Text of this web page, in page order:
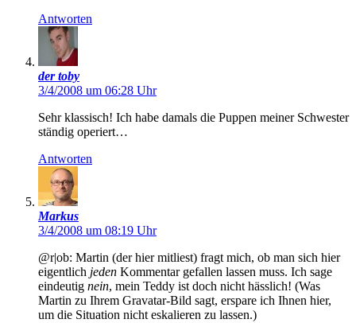
Antworten
der toby
3/4/2008 um 06:28 Uhr
Sehr klassisch! Ich habe damals die Puppen meiner Schwester
ständig operiert…
Antworten
Markus
3/4/2008 um 08:19 Uhr
@r|ob: Martin (der hier mitliest) fragt mich, ob man sich hier
eigentlich jeden Kommentar gefallen lassen muss. Ich sage
eindeutig nein, mein Teddy ist doch nicht hässlich! (Was
Martin zu Ihrem Gravatar-Bild sagt, erspare ich Ihnen hier,
um die Situation nicht eskalieren zu lassen.)